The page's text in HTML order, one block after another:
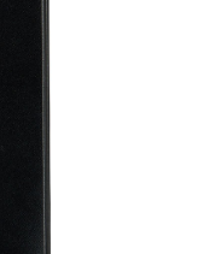
クなデザイン